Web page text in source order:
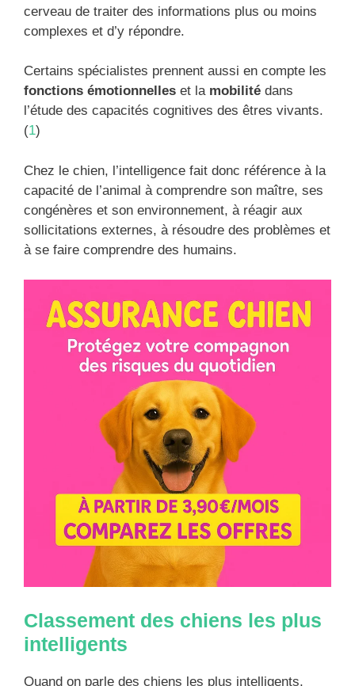
cerveau de traiter des informations plus ou moins
complexes et d’y répondre.
Certains spécialistes prennent aussi en compte les
fonctions émotionnelles et la mobilité dans
l’étude des capacités cognitives des êtres vivants.
(1)
Chez le chien, l’intelligence fait donc référence à la
capacité de l’animal à comprendre son maître, ses
congénères et son environnement, à réagir aux
sollicitations externes, à résoudre des problèmes et
à se faire comprendre des humains.
Classement des chiens les plus
intelligents
Quand on parle des chiens les plus intelligents,